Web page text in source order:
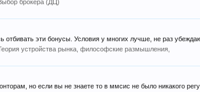
брокера (ДЦ)
отбивать эти бонусы. Условия у многих лучше, не раз
устройства рынка, философские размышления,
но если вы не знаете то в ммсис не было никакого